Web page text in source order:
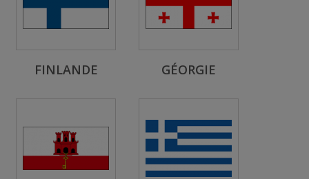
FINLANDE GÉORGIE